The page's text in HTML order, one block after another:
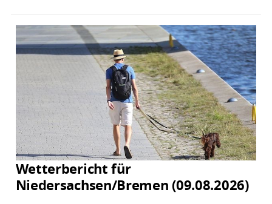
Wetterbericht für
Niedersachsen/Bremen (09.08.2026)